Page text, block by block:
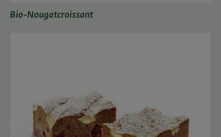
Bio-Nougatcroissant